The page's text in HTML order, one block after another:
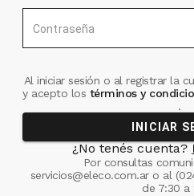
Contraseña
Al iniciar sesión o al registrar la
y acepto los términos y
.
INICIAR
¿No tenés cuenta?
Por consultas
servicios@eleco.com.aro al
de 7:30 a